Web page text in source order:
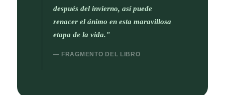
después del invierno, así puede
renacer el ánimo en esta maravillosa
etapa de la vida."
— FRAGMENTO DEL LIBRO